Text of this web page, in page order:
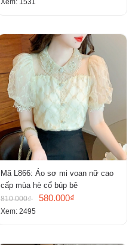
Mã L866: Áo sơ mi voan nữ cao
cấp mùa hè cổ búp bê
810.000₫ 580.000₫
Xem: 2495